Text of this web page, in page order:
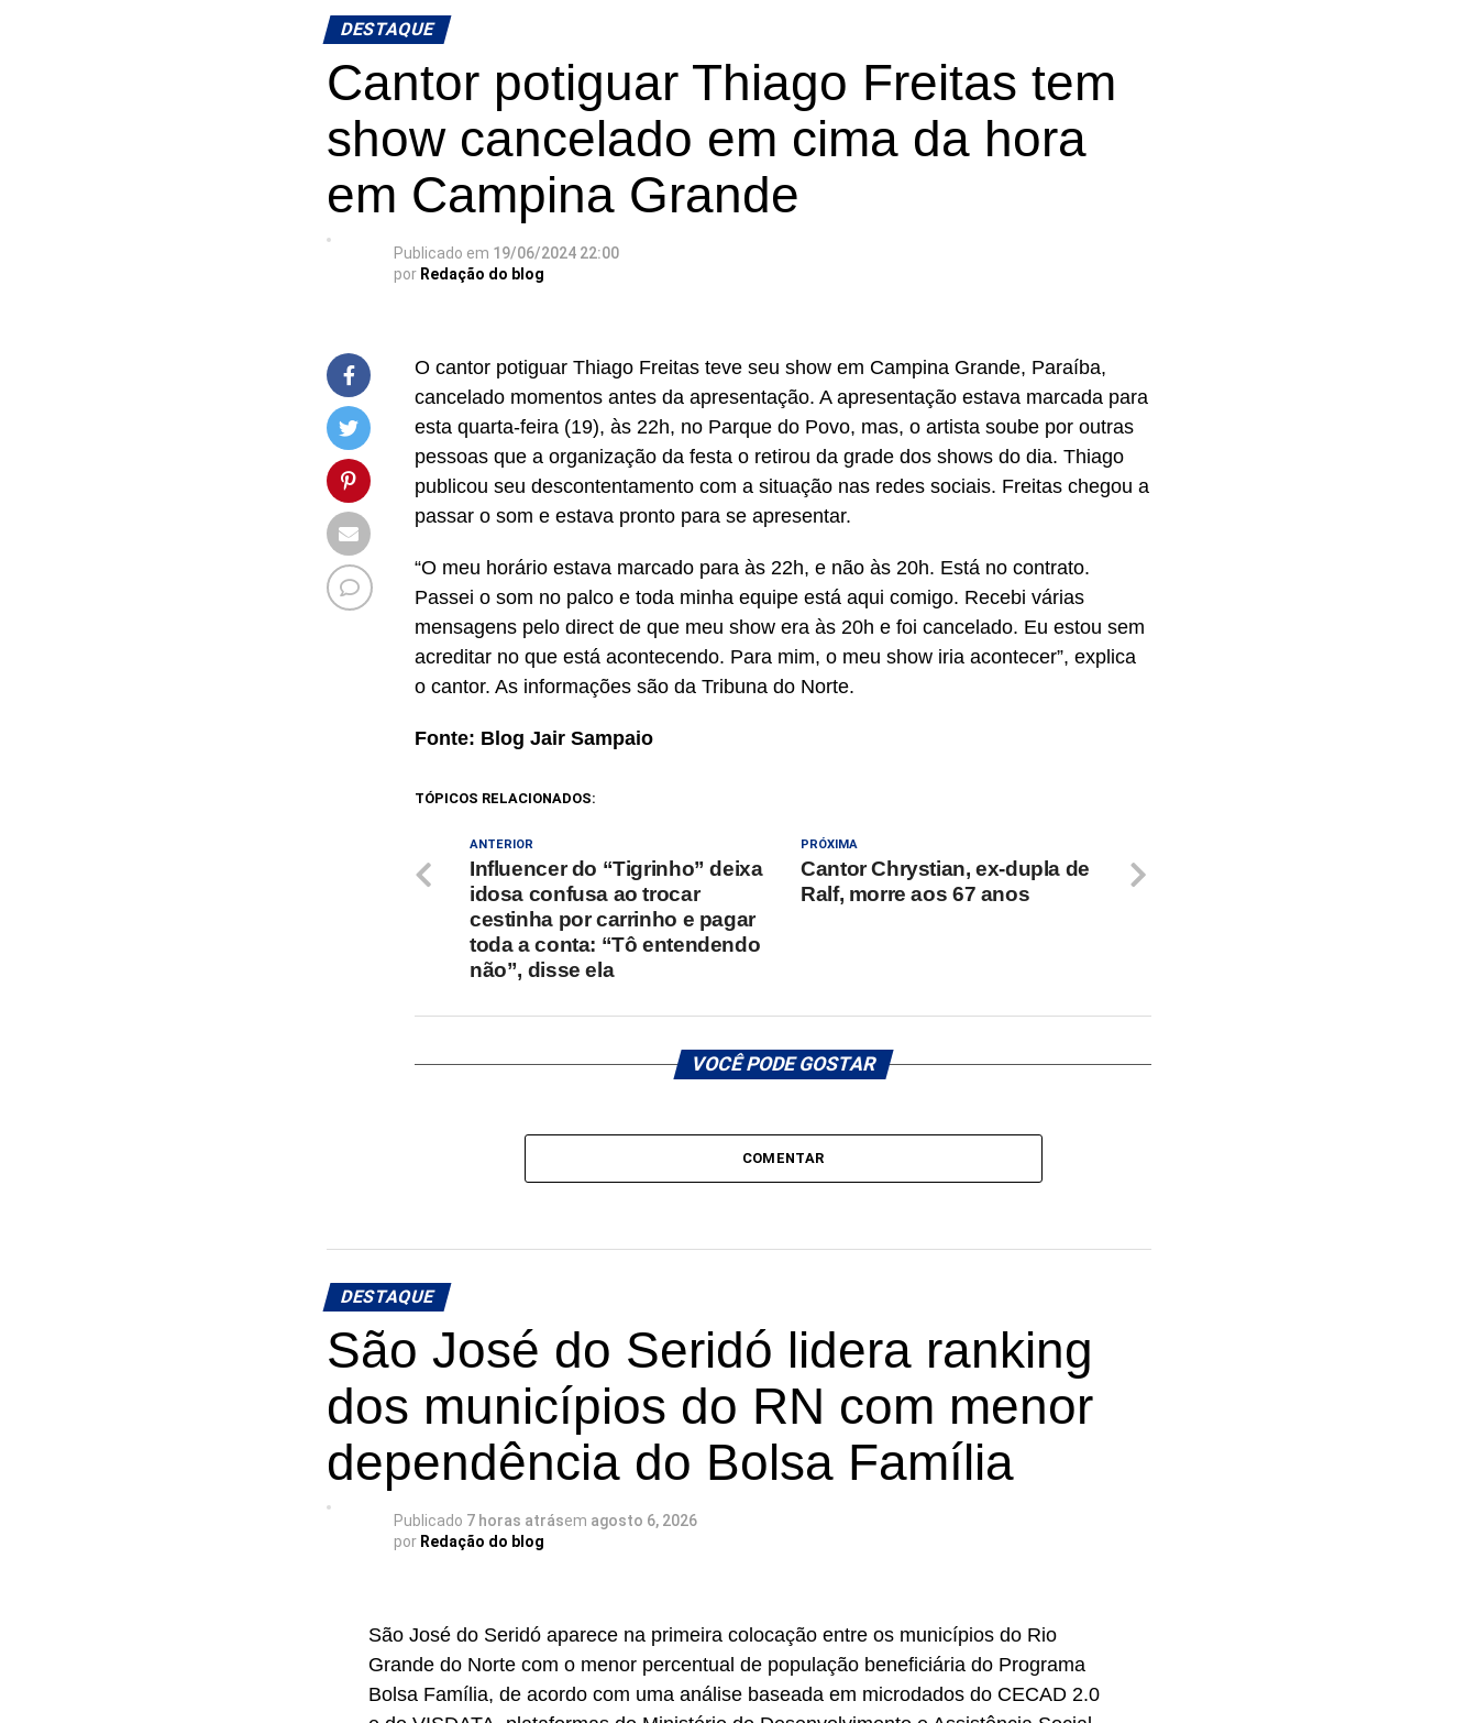
DESTAQUE
Cantor potiguar Thiago Freitas tem
show cancelado em cima da hora
em Campina Grande
Publicado em 19/06/2024 22:00
por Redação do blog
O cantor potiguar Thiago Freitas teve seu show em Campina Grande, Paraíba,
cancelado momentos antes da apresentação. A apresentação estava marcada para
esta quarta-feira (19), às 22h, no Parque do Povo, mas, o artista soube por outras
pessoas que a organização da festa o retirou da grade dos shows do dia. Thiago
publicou seu descontentamento com a situação nas redes sociais. Freitas chegou a
passar o som e estava pronto para se apresentar.
“O meu horário estava marcado para às 22h, e não às 20h. Está no contrato.
Passei o som no palco e toda minha equipe está aqui comigo. Recebi várias
mensagens pelo direct de que meu show era às 20h e foi cancelado. Eu estou sem
acreditar no que está acontecendo. Para mim, o meu show iria acontecer”, explica
o cantor. As informações são da Tribuna do Norte.
Fonte: Blog Jair Sampaio
TÓPICOS RELACIONADOS:
PRÓXIMA
Cantor Chrystian, ex-dupla de
Ralf, morre aos 67 anos
ANTERIOR
Influencer do “Tigrinho” deixa
idosa confusa ao trocar
cestinha por carrinho e pagar
toda a conta: “Tô entendendo
não”, disse ela
VOCÊ PODE GOSTAR
COMENTAR
DESTAQUE
São José do Seridó lidera ranking
dos municípios do RN com menor
dependência do Bolsa Família
Publicado 7 horas atrásem agosto 6, 2026
por Redação do blog
São José do Seridó aparece na primeira colocação entre os municípios do Rio
Grande do Norte com o menor percentual de população beneficiária do Programa
Bolsa Família, de acordo com uma análise baseada em microdados do CECAD 2.0